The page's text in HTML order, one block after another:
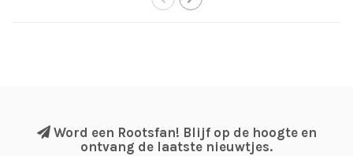
Word een Rootsfan! Blijf op de hoogte en
ontvang de laatste nieuwtjes.